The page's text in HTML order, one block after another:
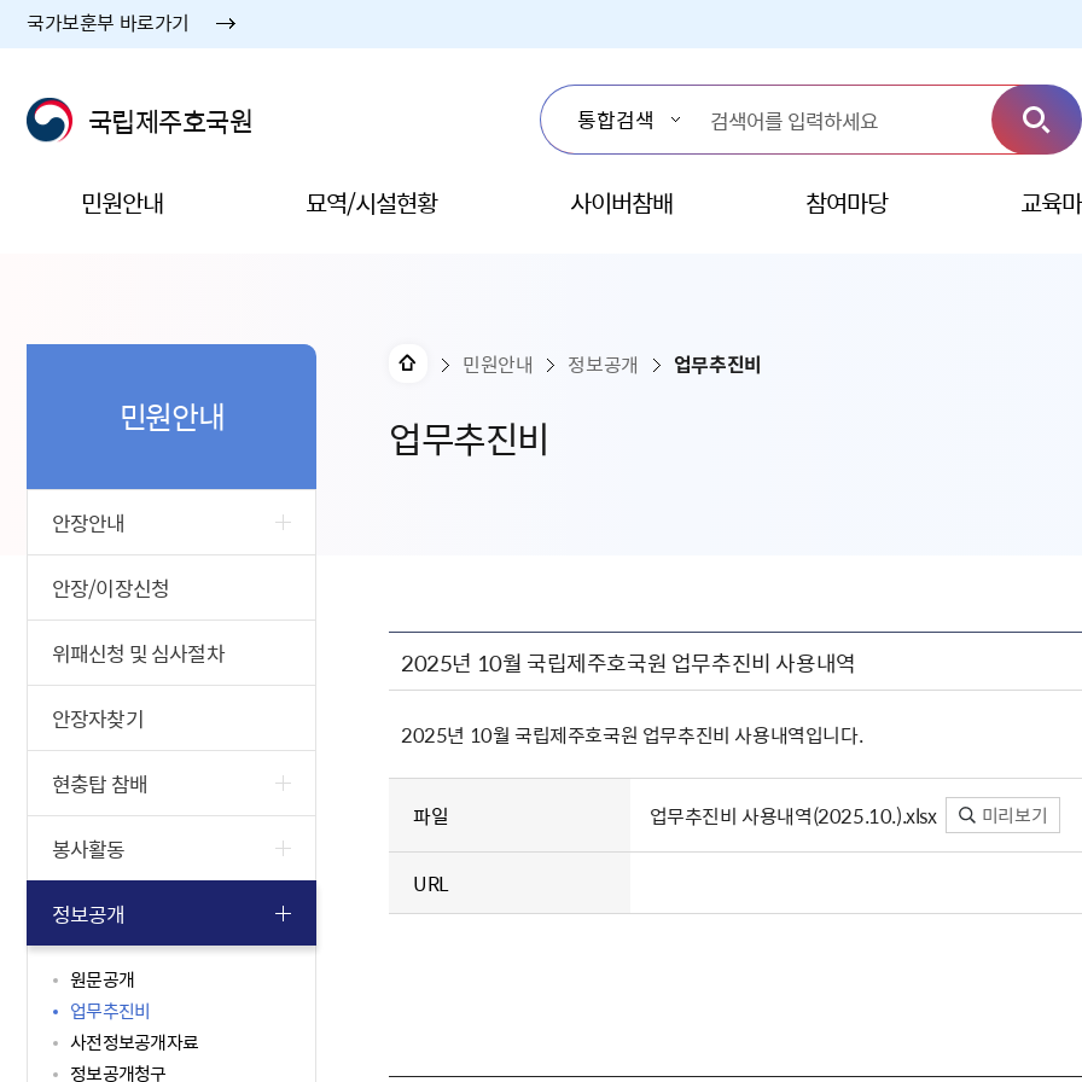
국가보훈부 바로가기
국립제주호국원
민원안내 묘역/시설현황 사이버참배 참여마당 교육
업무추진비
민원안내 정보공개 업무추진비
민원안내
안장안내
안장/이장신청
위패신청 및 심사절차
안장자찾기
현충탑 참배
봉사활동
정보공개
원문공개
업무추진비
사전정보공개자료
정보공개청구
2025년 10월 국립제주호국원 업무추진비 사용내역
2025년 10월 국립제주호국원 업무추진비 사용내역입니다.
파일 업무추진비 사용내역(2025.10.).xlsx 미리보기
URL